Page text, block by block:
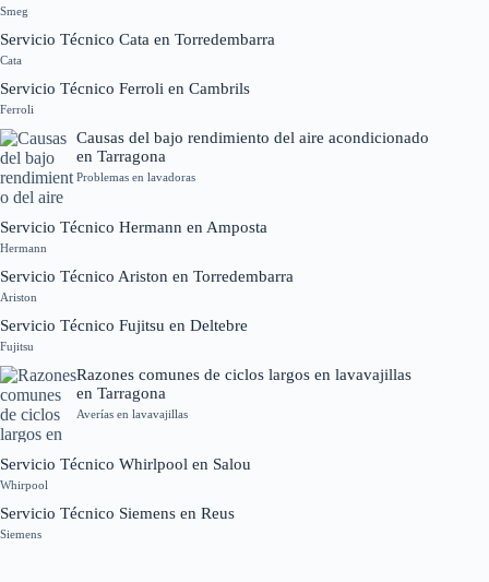
Smeg
Servicio Técnico Cata en Torredembarra
Cata
Servicio Técnico Ferroli en Cambrils
Ferroli
Causas del bajo rendimiento del aire acondicionado
en Tarragona
Problemas en lavadoras
Servicio Técnico Hermann en Amposta
Hermann
Servicio Técnico Ariston en Torredembarra
Ariston
Servicio Técnico Fujitsu en Deltebre
Fujitsu
Razones comunes de ciclos largos en lavavajillas
en Tarragona
Averías en lavavajillas
Servicio Técnico Whirlpool en Salou
Whirpool
Servicio Técnico Siemens en Reus
Siemens